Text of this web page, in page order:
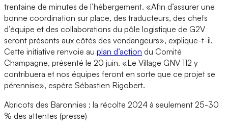
trentaine de minutes de l’hébergement. «Afin d’assurer une
bonne coordination sur place, des traducteurs, des chefs
d’équipe et des collaborations du pôle logistique de G2V
seront présents aux côtés des vendangeurs», explique-t-il.
Cette initiative renvoie au plan d’action du Comité
Champagne, présenté le 20 juin. «Le Village GNV 112 y
contribuera et nos équipes feront en sorte que ce projet se
pérennise», espère Sébastien Rigobert.
Abricots des Baronnies : la récolte 2024 à seulement 25-30
% des attentes (presse)